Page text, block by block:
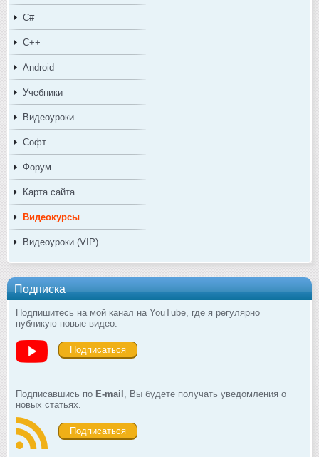
C#
C++
Android
Учебники
Видеоуроки
Софт
Форум
Карта сайта
Видеокурсы
Видеоуроки (VIP)
Подписка
Подпишитесь на мой канал на YouTube, где я регулярно
публикую новые видео.
Подписаться
Подписавшись по E-mail , Вы будете получать уведомления о
новых статьях.
Подписаться